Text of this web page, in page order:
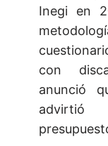
Inegi en
con
anunció
advirtió